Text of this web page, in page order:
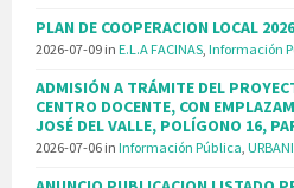
PLAN DE COOPERACION LOCAL
2026-07-09 in E.L.A FACINAS, Información
ADMISIÓN A TRÁMITE DEL
CENTRO DOCENTE, CON
JOSÉ DEL VALLE, POLÍGONO 16,
2026-07-06 in Información Pública,